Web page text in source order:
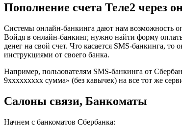
Пополнение счета Теле2 через
Системы онлайн-банкинга дают нам возможность
Войдя в онлайн-банкинг, нужно найти форму
денег на свой счет. Что касается SMS-банкинга,
инструкциями от своего банка.
Например, пользователям SMS-банкинга от
9ххххххххх сумма» (без кавычек) на все тот же
Салоны связи, Банкоматы
Начнем с банкоматов Сбербанка: